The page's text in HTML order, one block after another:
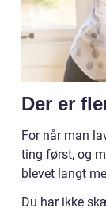
Der er
For når man
ting først, og
blevet langt
Du har ikke